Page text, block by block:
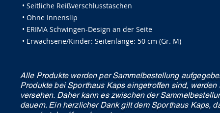
• Seitliche Reißverschlusstaschen
• Ohne Innenslip
• ERIMA Schwingen-Design an der Seite
• Erwachsene/Kinder: Seitenlänge: 50 cm (Gr. M)
Alle Produkte werden per Sammelbestellung
Produkte bei Sporthaus Kaps eingetroffen sind,
versehen. Daher kann es zwischen der
dauern. Ein herzlicher Dank gilt dem Sporthaus Kaps,